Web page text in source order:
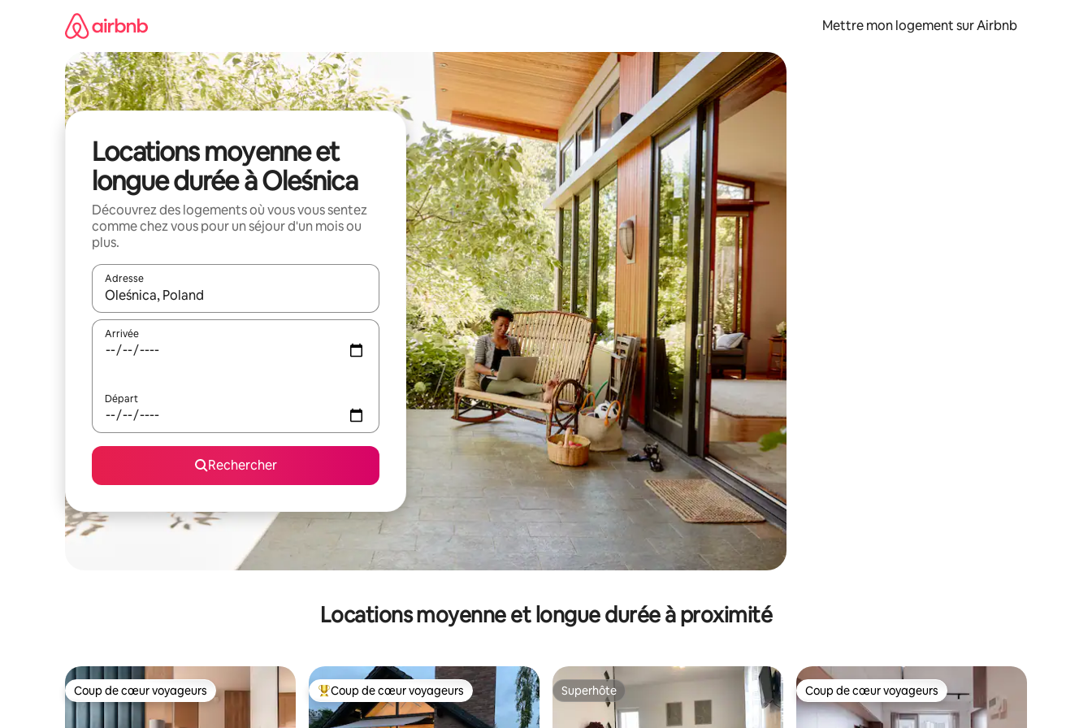
Mettre mon logement sur Airbnb
Locations moyenne et
longue durée à Oleśnica
Découvrez des logements où vous vous sentez
comme chez vous pour un séjour d'un mois ou
plus.
Adresse
Lorsque les résultats s'affichent, utilisez les flèches vers le haut et vers le bas pour les parcourir ou en appuyant et en faisant glisser.
Arrivée
Départ
Rechercher
Locations moyenne et longue durée à proximité
Coup de cœur voyageurs
Coup de cœur voyageurs Coups de cœur voyageurs les plus appréciés
Coup de cœur voyageurs Superhôte
Superhôte Coup de cœur voyageurs
Coup de cœur voyageurs